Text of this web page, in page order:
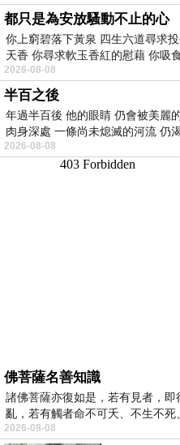
都只是為安放騷動不止的心
你上窮碧落下黃泉 四生六道尋求
天香 你尋求軟玉香紅的慰藉 你吸
2026-08-08
半百之後
年過半百後 他的眼睛 仍會被美麗
肉身深處 一條尚未熄滅的河流 仍
2026-08-08
佛菩薩名善知識
諸佛菩薩亦復如是，若有見者，
亂，若有觸者命不可夭、不生不
受
2026-08-08